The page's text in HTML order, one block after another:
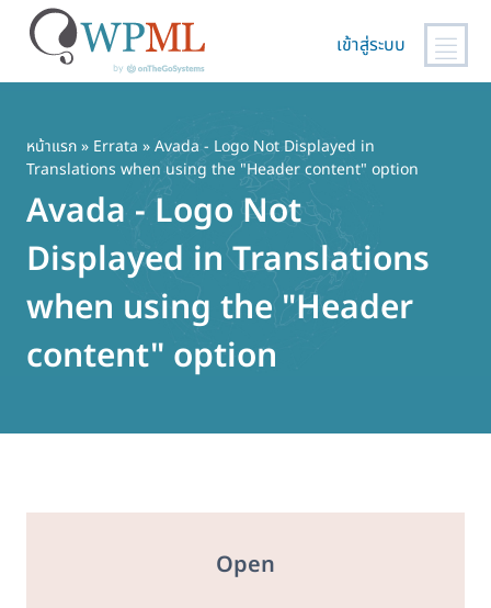
เนื้อหา
เข้าสู่ระบบ
หน้าแรก» Errata » Avada - Logo Not Displayed in
Translations when using the "Header content" option
Avada - Logo Not
Displayed in Translations
when using the "Header
content" option
Open